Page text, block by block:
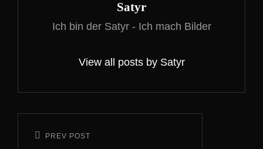
Author:
Satyr
Ich bin der Satyr - Ich mach Bilder
View all posts by Satyr
Previous
PREV POST